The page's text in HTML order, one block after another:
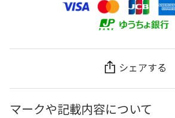
シェアする
マークや記載内容について